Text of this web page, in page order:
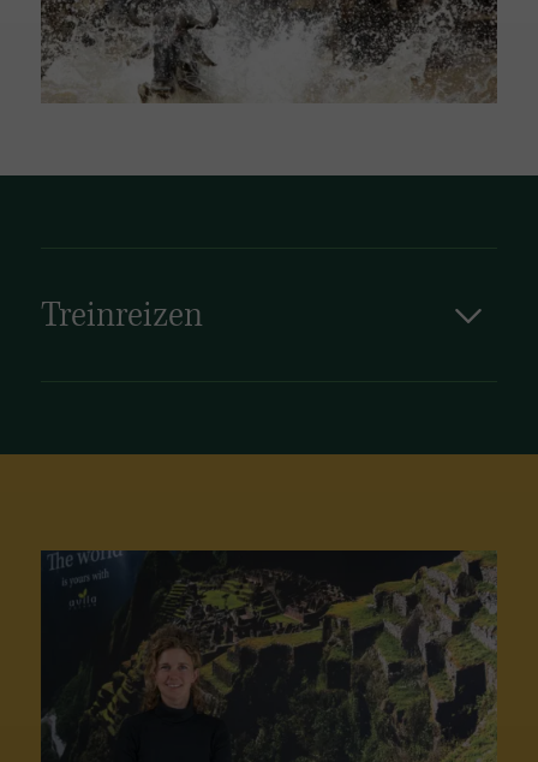
Treinreizen
excursies ontbreekt tijdens de reis niet: van
safari's tot stadswandelingen en van
boottochten tot musea. De 24-uursservice,
uitmuntende gastronomie en ultieme comfort
maken deze droomreis tot werkelijkheid.
Bekijk onze treinreizen